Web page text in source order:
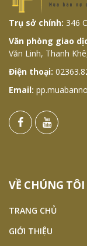
Trụ sở chính: 346
Văn phòng giao
Văn Linh, Thanh
Điện thoại:
Email:
VỀ CHÚNG TÔI
TRANG CHỦ
GIỚI THIỆU